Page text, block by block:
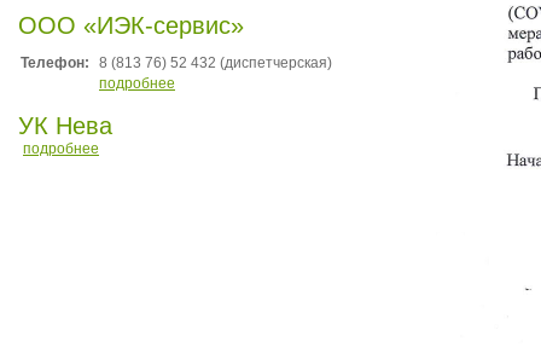
ООО «ИЭК-сервис»
Телефон:
8 (813 76) 52 432 (диспетчерская)
подробнее
УК Нева
подробнее